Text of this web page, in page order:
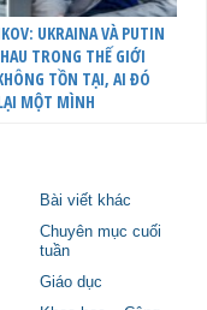
UKRAINA VÀ PUTIN
TRONG THẾ GIỚI
TỒN TẠI, AI ĐÓ
MỘT MÌNH
Bài viết khác
Chuyên mục cuối
tuần
Giáo dục